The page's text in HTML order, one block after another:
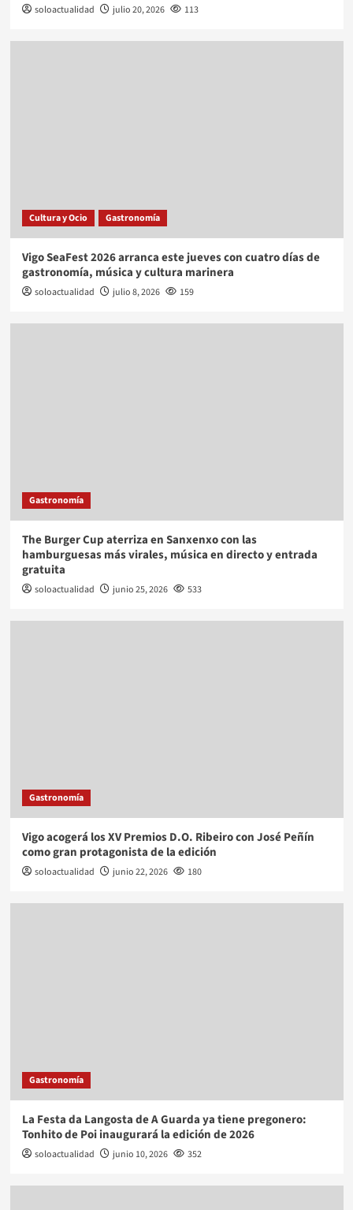
soloactualidad julio 20, 2026 113
Cultura y Ocio Gastronomía
Vigo SeaFest 2026 arranca este jueves con cuatro días de
gastronomía, música y cultura marinera
soloactualidad julio 8, 2026 159
Gastronomía
The Burger Cup aterriza en Sanxenxo con las
hamburguesas más virales, música en directo y entrada
gratuita
soloactualidad junio 25, 2026 533
Gastronomía
Vigo acogerá los XV Premios D.O. Ribeiro con José Peñín
como gran protagonista de la edición
soloactualidad junio 22, 2026 180
Gastronomía
La Festa da Langosta de A Guarda ya tiene pregonero:
Tonhito de Poi inaugurará la edición de 2026
soloactualidad junio 10, 2026 352